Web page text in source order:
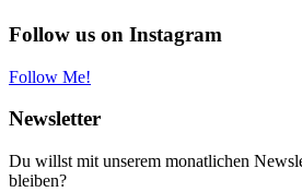
Follow us on Instagram
Follow Me!
Newsletter
Du willst mit unserem monatlichen
bleiben?